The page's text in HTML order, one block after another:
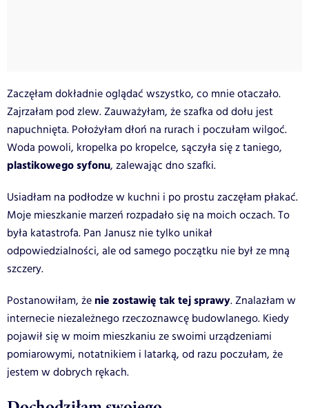
Zaczęłam dokładnie oglądać wszystko, co mnie otaczało.
Zajrzałam pod zlew. Zauważyłam, że szafka od dołu jest
napuchnięta. Położyłam dłoń na rurach i poczułam wilgoć.
Woda powoli, kropelka po kropelce, sączyła się z taniego,
plastikowego syfonu, zalewając dno szafki.
Usiadłam na podłodze w kuchni i po prostu zaczęłam płakać.
Moje mieszkanie marzeń rozpadało się na moich oczach. To
była katastrofa. Pan Janusz nie tylko unikał
odpowiedzialności, ale od samego początku nie był ze mną
szczery.
Postanowiłam, że nie zostawię tak tej sprawy. Znalazłam w
internecie niezależnego rzeczoznawcę budowlanego. Kiedy
pojawił się w moim mieszkaniu ze swoimi urządzeniami
pomiarowymi, notatnikiem i latarką, od razu poczułam, że
jestem w dobrych rękach.